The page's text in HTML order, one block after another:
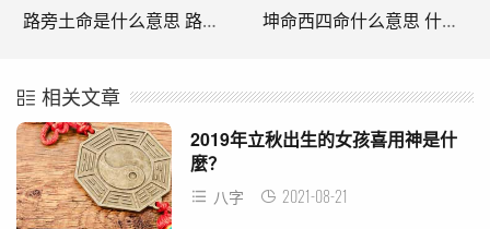
路旁土命是什么意思 路旁土命代表了什么 坤命西四命什么意思 什么是西四命
相关文章
2019年立秋出生的女孩喜用神是什
麼？
八字 2021-08-21